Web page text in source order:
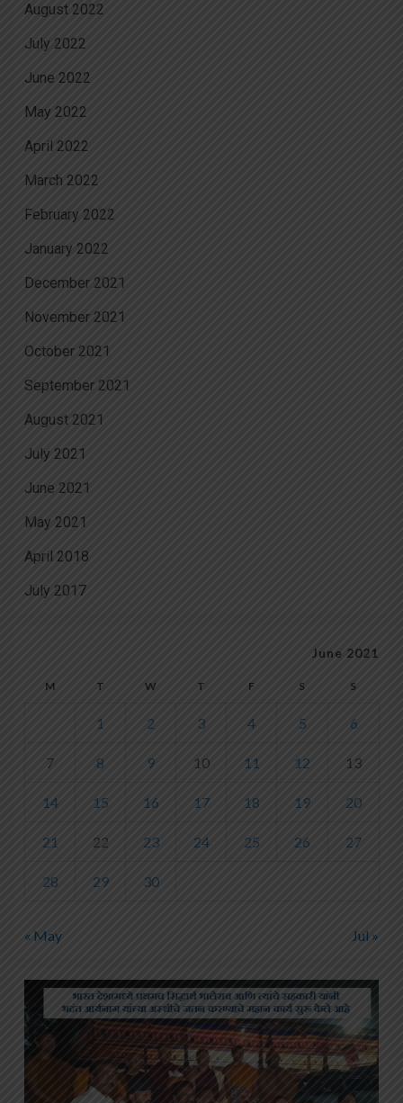
August 2022
July 2022
June 2022
May 2022
April 2022
March 2022
February 2022
January 2022
December 2021
November 2021
October 2021
September 2021
August 2021
July 2021
June 2021
May 2021
April 2018
July 2017
June 2021
M T W T F S S
1 2 3 4 5 6
7 8 9 10 11 12 13
14 15 16 17 18 19 20
21 22 23 24 25 26 27
28 29 30
« May Jul »